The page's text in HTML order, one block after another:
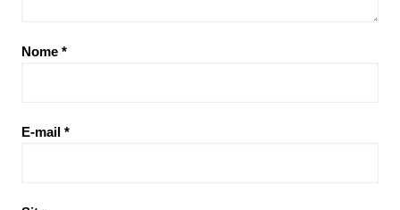
Nome *
E-mail *